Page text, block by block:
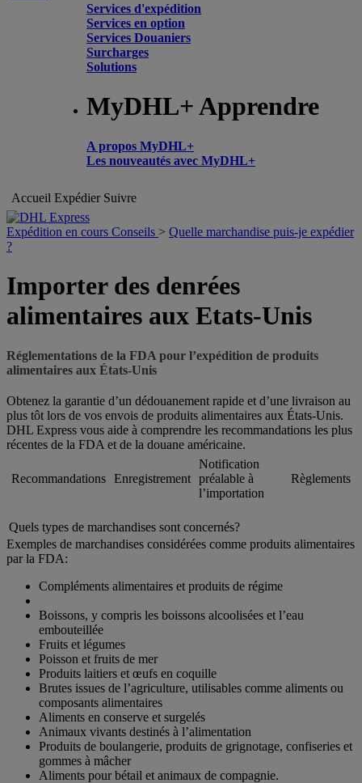
Services d'expédition
Services en option
Services Douaniers
Surcharges
Solutions
MyDHL+ Apprendre
A propos MyDHL+
Les nouveautés avec MyDHL+
Accueil Expédier Suivre
Expédition en cours Conseils > Quelle marchandise puis-je expédier
?
Importer des denrées
alimentaires aux Etats-Unis
Réglementations de la FDA pour l’expédition de produits
alimentaires aux États-Unis
Obtenez la garantie d’un dédouanement rapide et d’une livraison au
plus tôt lors de vos envois de produits alimentaires aux États-Unis.
DHL Express vous aide à comprendre les recommandations les plus
récentes de la FDA et de la douane américaine.
Recommandations Enregistrement
Notification
préalable à
l’importation
Règlements
Quels types de marchandises sont concernés?
Exemples de marchandises considérées comme produits alimentaires
par la FDA:
Compléments alimentaires et produits de régime
Boissons, y compris les boissons alcoolisées et l’eau
embouteillée
Fruits et légumes
Poisson et fruits de mer
Produits laitiers et œufs en coquille
Brutes issues de l’agriculture, utilisables comme aliments ou
composants alimentaires
Aliments en conserve et surgelés
Animaux vivants destinés à l’alimentation
Produits de boulangerie, produits de grignotage, confiseries et
gommes à mâcher
Aliments pour bétail et animaux de compagnie.